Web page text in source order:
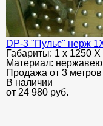
DP-3 "Пульс" нерж
Габариты: 1 х 1250 Х
Материал:
Продажа от 3 метров
В наличии
от 24 980 руб.